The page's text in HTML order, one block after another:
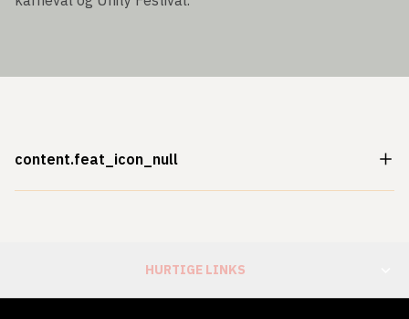
content.feat_icon_null
HURTIGE LINKS